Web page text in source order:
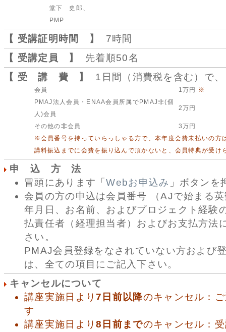
堂下 史郎、
PMP
【 受講証明時間 】
7時間
【 受講定員 】
先着順50名
【 受 講 費 】
1日間（消費税を含む）で、
会員 1万円 ※
PMAJ法人会員・ENAA会員所属でPMAJ非(個
人)会員
2万円
その他の非会員
3万円
※会員番号を持っていらっしゃる方で、本年度会費未払いの方
講料振込までに会費を振り込んで頂かないと、会員特典が受け
申 込 方 法
冒頭にあります「Webお申込み 」ボタンを
会員の方の申込は会員番号 （AJで始まる
年月日、お名前、およびプロジェクト経験
払責任者（経理担当者）およびお支払方法
さい。
PMAJ会員登録をなされていない方および
は、全ての項目にご記入下さい。
キャンセルについて
講座実施日より7日前以降のキャンセル：
す
講座実施日より8日前までのキャンセル：